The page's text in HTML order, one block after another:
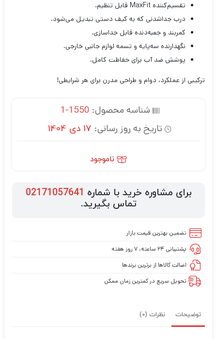
تقسیم‌کننده MaxFit قابل تنظیم.
درب جداشدنی که به کیف دستی تبدیل می‌شود.
کمربند و جعبه‌دنده قابل جداسازی.
نگهدارنده سه‌پایه و تسمه لوازم جانبی خارجی.
پوشش ضد آب برای حفاظت کامل.
ترکیبی از عملکرد، دوام و طراحی مدرن برای هر شرایطی!
شناسه محصول:1550-1
تاریخ به روز رسانی: 17 دی 1404
ناموجود
برای مشاوره خرید با شماره 02171057641
تماس بگیرید.
تضمین بهترین قیمت بازار
پشتیبانی ۲۴ ساعته، ۷ روز هفته
اصالت کالاها از برترین برندها
تحویل سریع در کمترین زمان ممکن
توضیحات نظرات (0)